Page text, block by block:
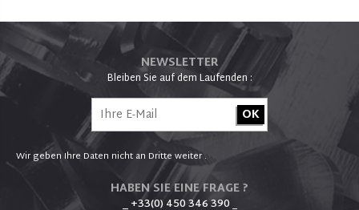
NEWSLETTER
Bleiben Sie auf dem Laufenden :
Wir geben Ihre Daten nicht an Dritte weiter .
HABEN SIE EINE FRAGE ?
_ +33(0) 450 346 390_